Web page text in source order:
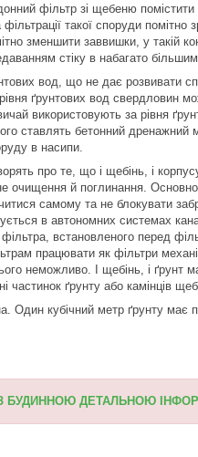
фільтр зі щебеню
такої споруди
зменшити заввишки, у такій
стіку в набагато
вод, що не дає
ґрунтових вод
використовують за рівня
ставлять бетонний
в насипи.
про те, що і щебінь, і
очищення й поглинання.
самому та не блокувати
в автономних системах
встановленого перед
працювати як фільтри
неможливо. І щебінь, і ґрунт
частинок ґрунту або камінців
Один кубічний метр ґрунту має
БУДИННОЮ ДЕТАЛЬНОЮ